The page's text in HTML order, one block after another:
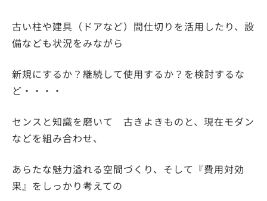
古い柱や建具（ドアなど）間仕切りを活用したり、設
備なども状況をみながら
新規にするか？継続して使用するか？を検討するな
ど・・・・
センスと知識を磨いて 古きよきものと、現在モダン
などを組み合わせ、
あらたな魅力溢れる空間づくり、そして『費用対効
果』をしっかり考えての